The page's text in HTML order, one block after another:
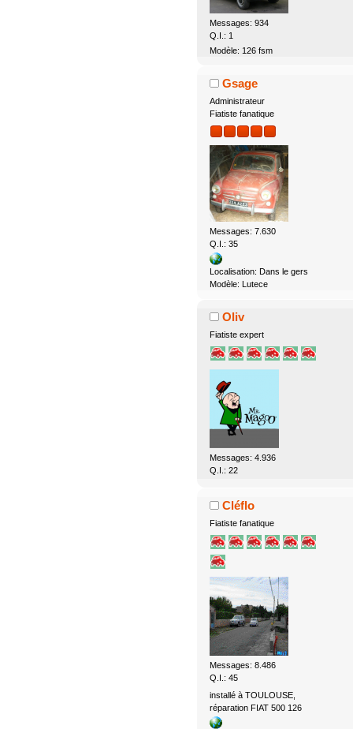
Messages: 934
Q.I.: 1
Modèle: 126 fsm
Gsage
Administrateur
Fiatiste fanatique
Messages: 7.630
Q.I.: 35
Localisation: Dans le gers
Modèle: Lutece
Oliv
Fiatiste expert
Messages: 4.936
Q.I.: 22
Cléflo
Fiatiste fanatique
Messages: 8.486
Q.I.: 45
installé à TOULOUSE,
réparation FIAT 500 126